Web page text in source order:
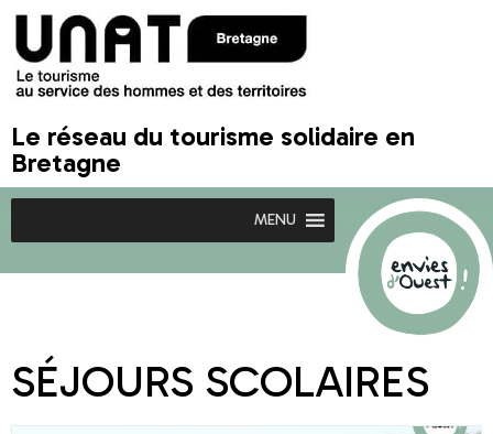
Le réseau du tourisme solidaire en
Bretagne
MENU
SÉJOURS SCOLAIRES